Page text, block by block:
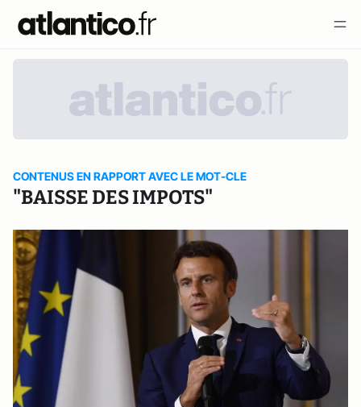
CONTENUS EN RAPPORT AVEC LE MOT-CLE
"BAISSE DES IMPOTS"